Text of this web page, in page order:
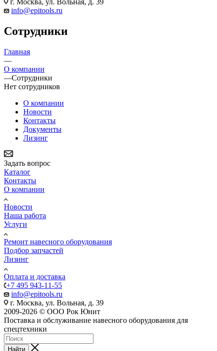
г. Москва, ул. Вольная, д. 39
info@epitools.ru
Сотрудники
Главная
—
О компании
—Сотрудники
Нет сотрудников
О компании
Новости
Контакты
Документы
Лизинг
Задать вопрос
Каталог
Контакты
О компании
Новости
Наша работа
Услуги
Ремонт навесного оборудования
Подбор запчастей
Лизинг
Оплата и доставка
+7 495 943-11-55
info@epitools.ru
г. Москва, ул. Вольная, д. 39
2009-2026 © ООО Рок Юнит
Поставка и обслуживание навесного оборудования для
спецтехники
Найти